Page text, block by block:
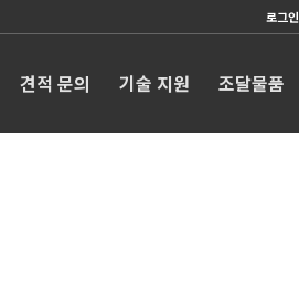
로그인
견적 문의 기술 지원 조달물품